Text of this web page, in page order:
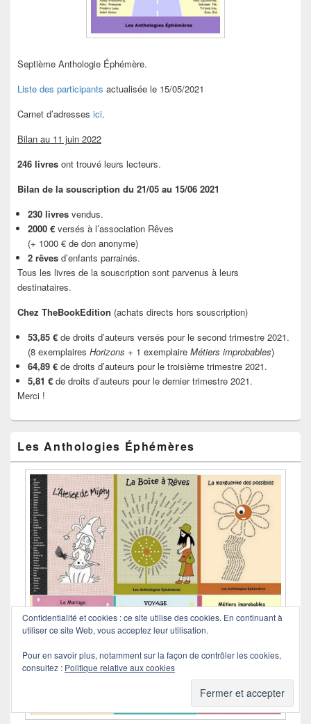
Septième Anthologie Éphémère.
Liste des participants actualisée le 15/05/2021
Carnet d’adresses ici.
Bilan au 11 juin 2022
246 livres ont trouvé leurs lecteurs.
Bilan de la souscription du 21/05 au 15/06 2021
230 livres vendus.
2000 € versés à l’association Rêves
(+ 1000 € de don anonyme)
2 rêves d’enfants parrainés.
Tous les livres de la souscription sont parvenus à leurs
destinataires.
Chez TheBookEdition (achats directs hors souscription)
53,85 € de droits d’auteurs versés pour le second trimestre 2021.
(8 exemplaires Horizons + 1 exemplaire Métiers improbables)
64,89 € de droits d’auteurs pour le troisième trimestre 2021.
5,81 € de droits d’auteurs pour le dernier trimestre 2021.
Merci !
Les Anthologies Éphémères
Confidentialité et cookies : ce site utilise des cookies. En continuant à
utiliser ce site Web, vous acceptez leur utilisation.
Pour en savoir plus, notamment sur la façon de contrôler les cookies,
consultez : Politique relative aux cookies